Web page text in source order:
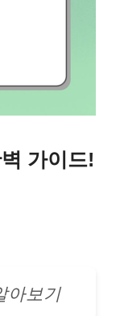
가이드!
아보기